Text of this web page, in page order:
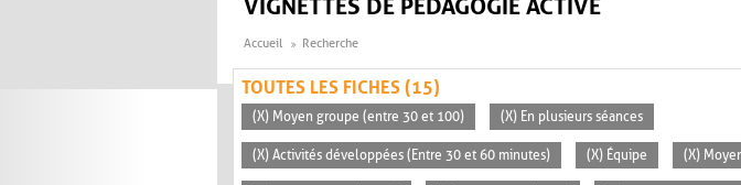
VIGNETTES DE PÉDAGOGIE ACTIVE
Accueil Recherche
TOUTES LES FICHES (15)
(X) Moyen groupe (entre 30 et 100) (X) En plusieurs séances
(X) Activités développées (Entre 30 et 60 minutes) (X) Équipe (X)